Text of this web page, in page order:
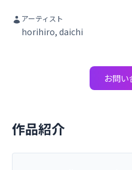
アーティスト
horihiro, daichi
お問い
作品紹介